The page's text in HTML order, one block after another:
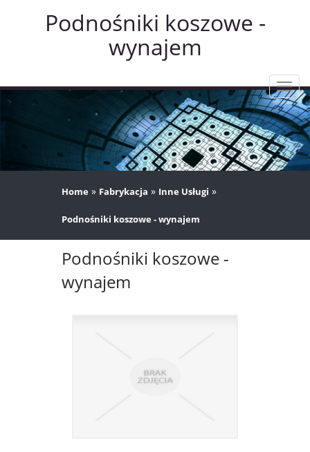
Podnośniki koszowe -
wynajem
Home » Fabrykacja » Inne Usługi »
Podnośniki koszowe - wynajem
Podnośniki koszowe -
wynajem